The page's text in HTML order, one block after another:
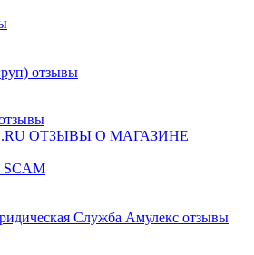
отзывы
ОТЗЫВЫ О МАГАЗИНЕ
SCAM
Служба Амулекс отзывы